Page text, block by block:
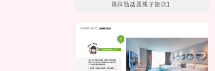
跳踩點話題親子飯店】